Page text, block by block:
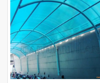
loại địa hình cũng như giá thành
rẻ hơn.